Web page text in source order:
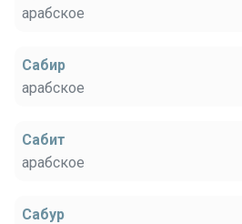
арабское
Сабир
арабское
Сабит
арабское
Сабур